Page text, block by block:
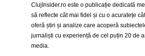
ClujInsider.ro este o publicație dedicată
să reflecte cât mai fidel și cu o acuratețe
oferă știri și analize care acoperă
jurnaliști cu experiență de cel puțin 20 de
media.